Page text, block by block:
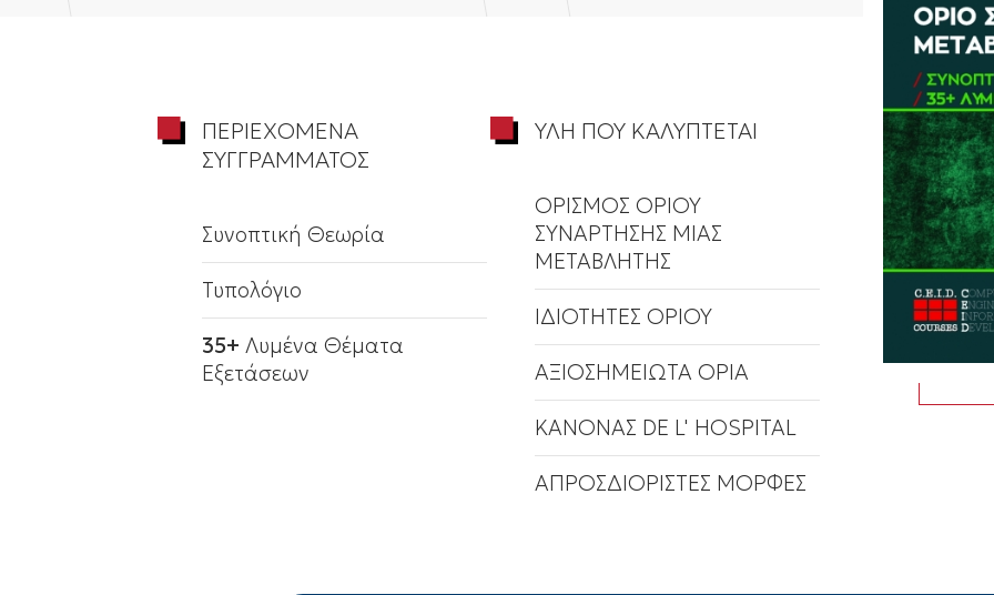
ΠΕΡΙΕΧΟΜΕΝΑ
ΣΥΓΓΡΑΜΜΑΤΟΣ
Συνοπτική Θεωρία
Τυπολόγιο
35+ Λυμένα Θέματα
Εξετάσεων
ΥΛΗ ΠΟΥ ΚΑΛΥΠΤΕΤΑΙ
ΟΡΙΣΜΟΣ ΟΡΙΟΥ
ΣΥΝΑΡΤΗΣΗΣ ΜΙΑΣ
ΜΕΤΑΒΛΗΤΗΣ
ΙΔΙΟΤΗΤΕΣ ΟΡΙΟΥ
ΑΞΙΟΣΗΜΕΙΩΤΑ ΟΡΙΑ
ΚΑΝΟΝΑΣ DE L' HOSPITAL
ΑΠΡΟΣΔΙΟΡΙΣΤΕΣ ΜΟΡΦΕΣ